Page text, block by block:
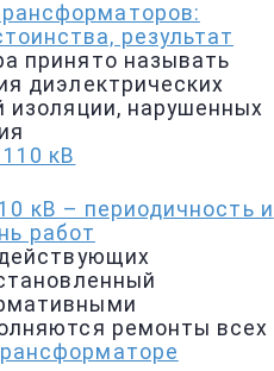
результат
принято называть
диэлектрических
изоляции, нарушенных
кВ – периодичность и
работ
ремонты всех